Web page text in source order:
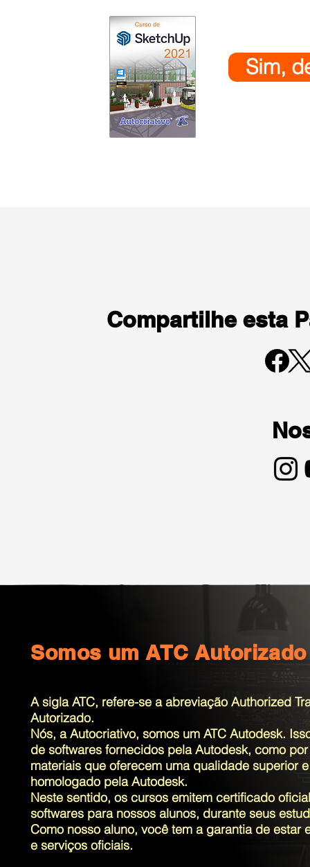
Sim,
Compartilhe esta
Somos um ATC
A sigla ATC, refere-se a abreviação Authorized
Autorizado.
Nós, a Autocriativo, somos um ATC Autodesk.
de softwares fornecidos pela Autodesk, como
materiais que oferecem uma qualidade superior
homologado pela Autodesk.
Neste sentido, os cursos emitem certificado
softwares para nossos alunos, durante seus
Como nosso aluno, você tem a garantia de
e serviços oficiais.